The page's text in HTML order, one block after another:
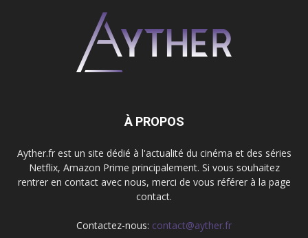
À PROPOS
Ayther.fr est un site dédié à l'actualité du cinéma et des séries
Netflix, Amazon Prime principalement. Si vous souhaitez
rentrer en contact avec nous, merci de vous référer à la page
contact.
Contactez-nous: contact@ayther.fr